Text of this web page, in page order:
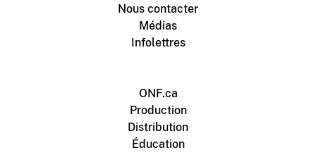
Nous contacter
Médias
Infolettres
ONF.ca
Production
Distribution
Éducation